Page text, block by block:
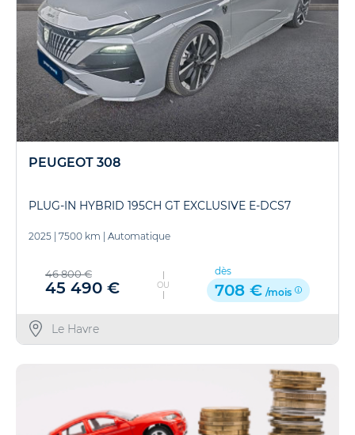
PEUGEOT 308
PLUG-IN HYBRID 195CH GT EXCLUSIVE E-DCS7
2025 7500 km Automatique
46 800 €
45 490 € OU
dès
708 € /mois
Le Havre